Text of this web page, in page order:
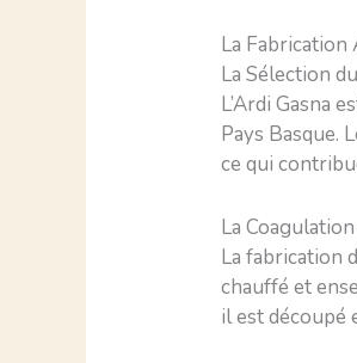
La Fabrication
La Sélection
L’Ardi Gasna
Pays Basque.
ce qui
La
La fabrication
chauffé et
il est découpé